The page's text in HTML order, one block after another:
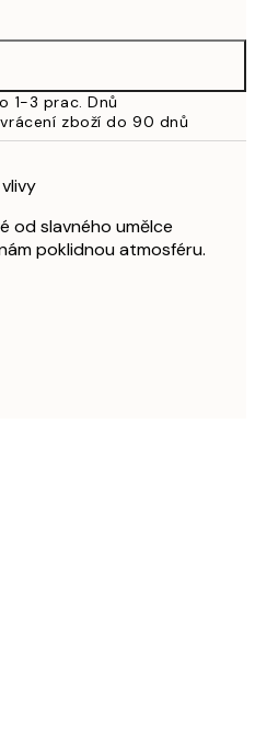
499 Kč
653 Kč
462,50 Kč
925 Kč
1-3 prac. Dnů
zboží do 90 dnů
od slavného umělce
poklidnou atmosféru.